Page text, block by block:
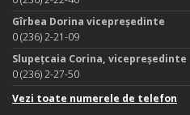
Gîrbea Dorina vicepreședinte
0 (236) 2-21-09
Slupețcaia Corina, vicepreședinte
0 (236) 2-27-50
Vezi toate numerele de telefon